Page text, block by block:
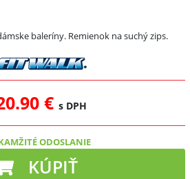
baleríny. Remienok na suchý zips.
€ s DPH
ODOSLANIE
KÚPIŤ